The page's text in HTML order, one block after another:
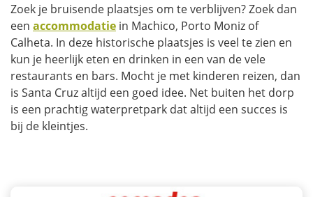
Zoek je bruisende plaatsjes om te verblijven? Zoek dan
een accommodatie in Machico, Porto Moniz of
Calheta. In deze historische plaatsjes is veel te zien en
kun je heerlijk eten en drinken in een van de vele
restaurants en bars. Mocht je met kinderen reizen, dan
is Santa Cruz altijd een goed idee. Net buiten het dorp
is een prachtig waterpretpark dat altijd een succes is
bij de kleintjes.